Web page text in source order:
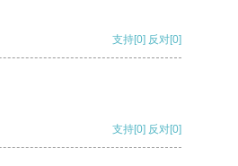
支持[0] 反对[0]
支持[0] 反对[0]